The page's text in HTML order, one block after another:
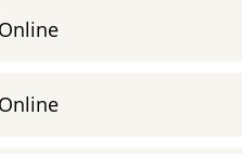
Online
Online